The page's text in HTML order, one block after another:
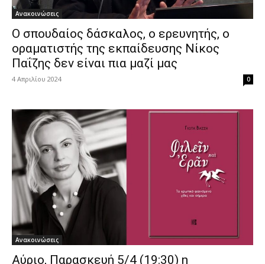
Ανακοινώσεις
O σπουδαίος δάσκαλος, ο ερευνητής, ο
οραματιστής της εκπαίδευσης Νίκος
Παΐζης δεν είναι πια μαζί μας
4 Απριλίου 2024 0
Ανακοινώσεις
Αύριο, Παρασκευή 5/4 (19:30) η